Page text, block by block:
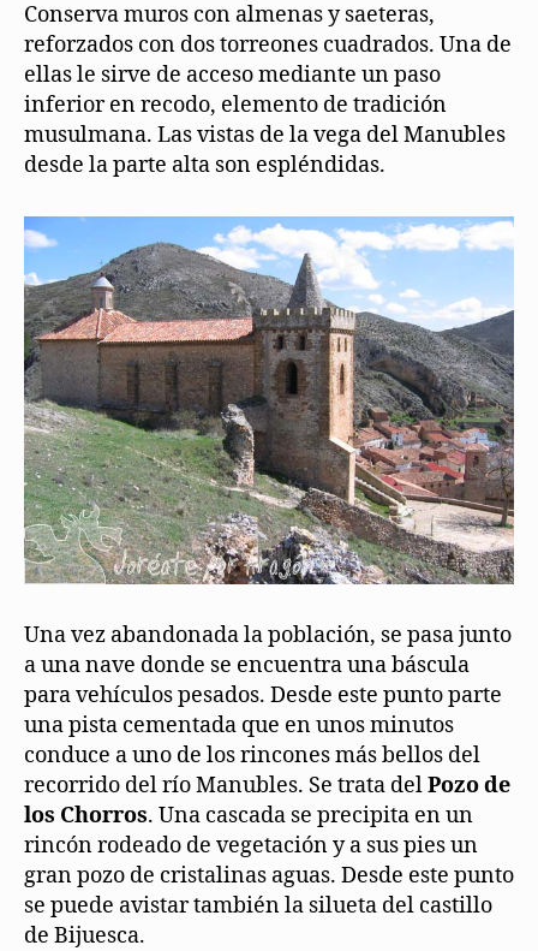
Conserva muros con almenas y saeteras,
reforzados con dos torreones cuadrados. Una de
ellas le sirve de acceso mediante un paso
inferior en recodo, elemento de tradición
musulmana. Las vistas de la vega del Manubles
desde la parte alta son espléndidas.
Una vez abandonada la población, se pasa junto
a una nave donde se encuentra una báscula
para vehículos pesados. Desde este punto parte
una pista cementada que en unos minutos
conduce a uno de los rincones más bellos del
recorrido del río Manubles. Se trata delPozo de
los Chorros. Una cascada se precipita en un
rincón rodeado de vegetación y a sus pies un
gran pozo de cristalinas aguas. Desde este punto
se puede avistar también la silueta del castillo
de Bijuesca.